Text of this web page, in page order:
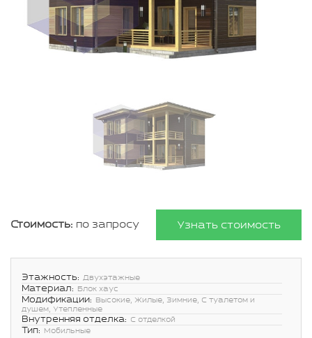
Стоимость: по запросу Узнать стоимость
Этажность: Двухэтажные
Материал: Блок хаус
Модификации: Высокие, Жилые, Зимние, С туалетом и
душем, Утепленные
Внутренняя отделка: С отделкой
Тип: Мобильные